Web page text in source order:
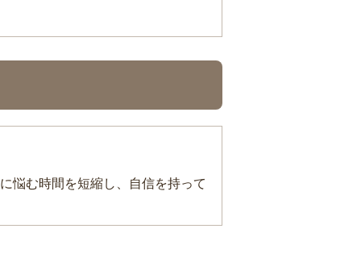
悩む時間を短縮し、自信を持って